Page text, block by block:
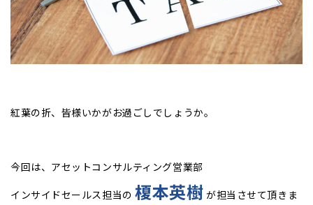
紅葉の折、皆様いかがお過ごしでしょうか。
今回は、アセットコンサルティング営業部
インサイドセールス担当の榎本英樹 が担当させて頂きま